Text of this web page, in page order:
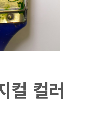
컬 컬러